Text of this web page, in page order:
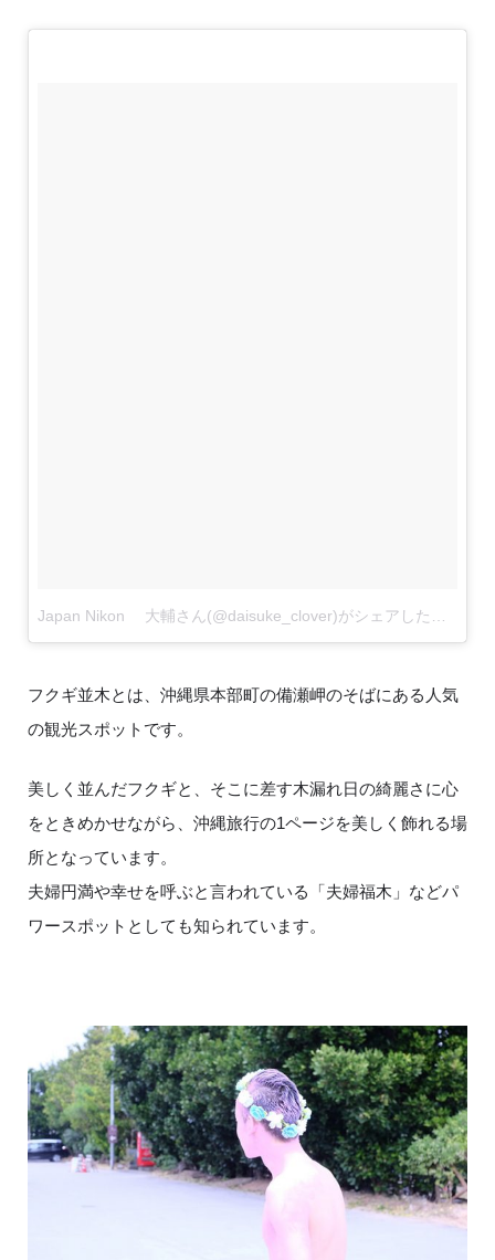
Japan Nikon 大輔さん(@daisuke_clover)がシェアした投稿
フクギ並木とは、沖縄県本部町の備瀬岬のそばにある人気
の観光スポットです。
美しく並んだフクギと、そこに差す木漏れ日の綺麗さに心
をときめかせながら、沖縄旅行の1ページを美しく飾れる場
所となっています。
夫婦円満や幸せを呼ぶと言われている「夫婦福木」などパ
ワースポットとしても知られています。